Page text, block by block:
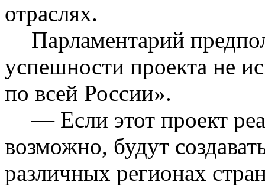
отраслях.
Парламентарий
успешности проекта не
по всей России».
— Если этот проект
возможно, будут
различных регионах